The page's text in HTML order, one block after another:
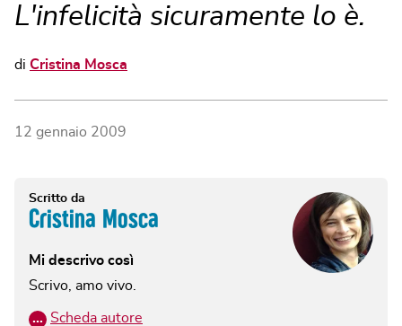
L'infelicità sicuramente lo è.
di Cristina Mosca
12 gennaio 2009
Scritto da
Cristina Mosca
Mi descrivo così
Scrivo, amo vivo.
… Scheda autore